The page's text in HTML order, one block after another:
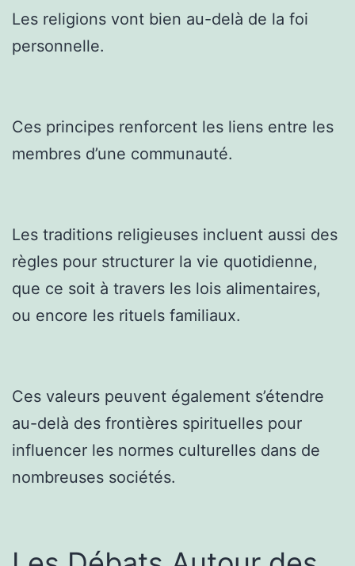
Les religions vont bien au-delà de la foi
personnelle.
Ces principes renforcent les liens entre les
membres d’une communauté.
Les traditions religieuses incluent aussi des
règles pour structurer la vie quotidienne,
que ce soit à travers les lois alimentaires,
ou encore les rituels familiaux.
Ces valeurs peuvent également s’étendre
au-delà des frontières spirituelles pour
influencer les normes culturelles dans de
nombreuses sociétés.